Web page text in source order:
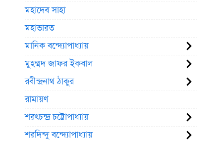
মহাদেব সাহা
মহাভারত
মানিক বন্দ্যোপাধ্যায়
মুহম্মদ জাফর ইকবাল
রবীন্দ্রনাথ ঠাকুর
রামায়ণ
শরৎচন্দ্র চট্টোপাধ্যায়
শরদিন্দু বন্দ্যোপাধ্যায়